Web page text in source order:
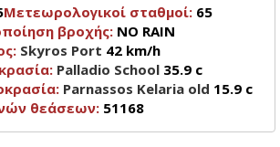
Μετεωρολογικοί σταθμοί: 65
βροχής: NO RAIN
Skyros Port 42 km/h
Palladio School 35.9 c
Parnassos Kelaria old 15.9 c
θεάσεων: 51168